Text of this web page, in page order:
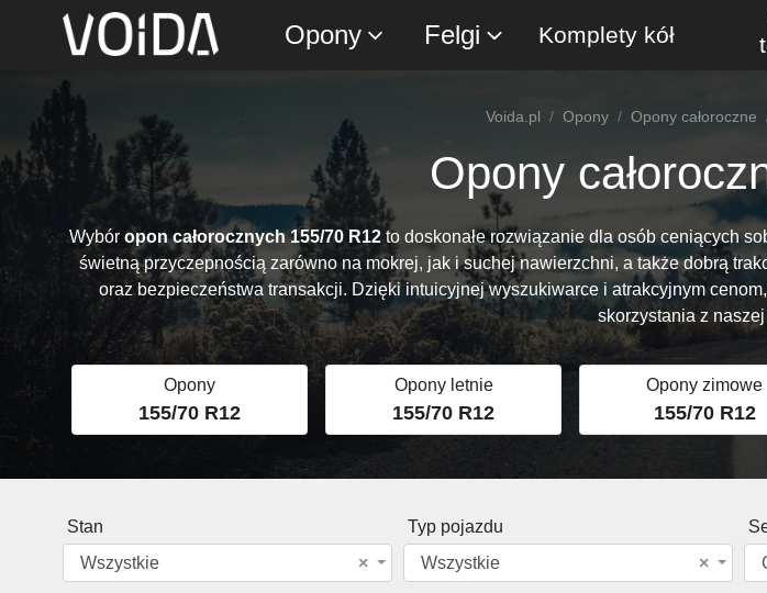
Opony Felgi Komplety kół
Voida.pl Opony Opony całoroczne
Opony
Wybór opon całorocznych 155/70 R12to doskonałe rozwiązanie dla osób ceniących
świetną przyczepnością zarówno na mokrej, jak i suchej nawierzchni, a także dobrą
oraz bezpieczeństwa transakcji. Dzięki intuicyjnej wyszukiwarce i atrakcyjnym
skorzystania z
Opony
155/70 R12
Opony letnie
155/70 R12
Opony zimowe
155/70 R12
Stan
×
Wszystkie
Typ pojazdu
×
Wszystkie